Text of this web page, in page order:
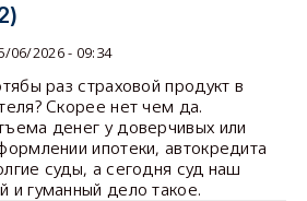
06/2026 - 09:34
раз страховой продукт в
Скорее нет чем да.
денег у доверчивых или
ипотеки, автокредита
суды, а сегодня суд наш
и гуманный дело такое.